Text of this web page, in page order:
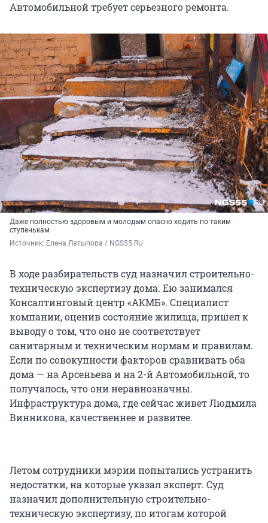
Автомобильной требует серьезного ремонта.
Даже полностью здоровым и молодым опасно ходить по таким
ступенькам
Источник: Елена Латыпова / NGS55.RU
В ходе разбирательств суд назначил строительно-
техническую экспертизу дома. Ею занимался
Консалтинговый центр «АКМБ». Специалист
компании, оценив состояние жилища, пришел к
выводу о том, что оно не соответствует
санитарным и техническим нормам и правилам.
Если по совокупности факторов сравнивать оба
дома — на Арсеньева и на 2-й Автомобильной, то
получалось, что они неравнозначны.
Инфраструктура дома, где сейчас живет Людмила
Винникова, качественнее и развитее.
Летом сотрудники мэрии попытались устранить
недостатки, на которые указал эксперт. Суд
назначил дополнительную строительно-
техническую экспертизу, по итогам которой